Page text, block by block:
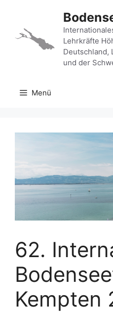
springen
Lehrkräfte
Deutschland,
und der
Menü
62.
Kempten